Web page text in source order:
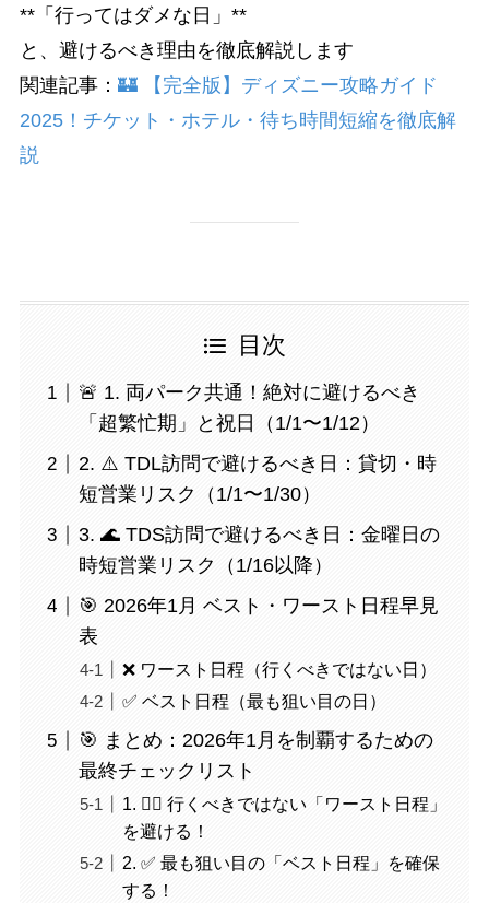
**「行ってはダメな日」**
と、避けるべき理由を徹底解説します
関連記事： 🏰 【完全版】ディズニー攻略ガイド
2025！チケット・ホテル・待ち時間短縮を徹底解
説
目次
🚨 1. 両パーク共通！絶対に避けるべき
「超繁忙期」と祝日（1/1〜1/12）
2. ⚠️ TDL訪問で避けるべき日：貸切・時
短営業リスク（1/1〜1/30）
3. 🌊 TDS訪問で避けるべき日：金曜日の
時短営業リスク（1/16以降）
🎯 2026年1月 ベスト・ワースト日程早見
表
❌ ワースト日程（行くべきではない日）
✅ ベスト日程（最も狙い目の日）
🎯 まとめ：2026年1月を制覇するための
最終チェックリスト
1. 🙅‍♀️ 行くべきではない「ワースト日程」
を避ける！
2. ✅ 最も狙い目の「ベスト日程」を確保
する！